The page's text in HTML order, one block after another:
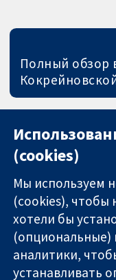
Полный обзор
(cookies)
Мы используем
(cookies), чтобы
хотели бы
(опциональные)
аналитики,
устанавливать